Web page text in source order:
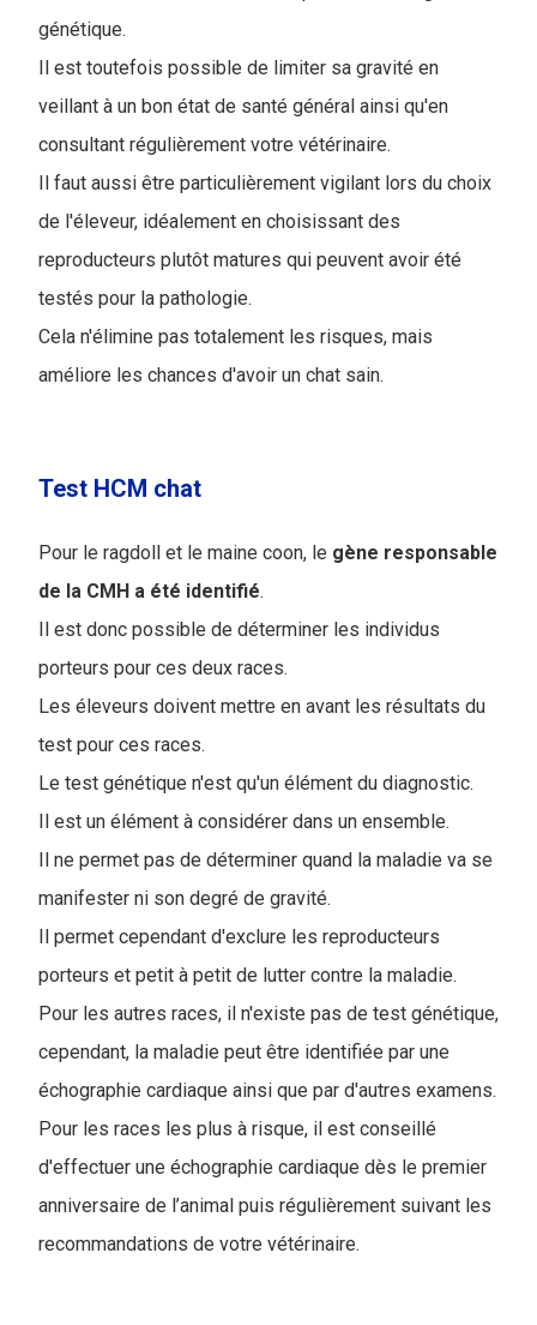
génétique.
Il est toutefois possible de limiter sa gravité en
veillant à un bon état de santé général ainsi qu'en
consultant régulièrement votre vétérinaire.
Il faut aussi être particulièrement vigilant lors du choix
de l'éleveur, idéalement en choisissant des
reproducteurs plutôt matures qui peuvent avoir été
testés pour la pathologie.
Cela n'élimine pas totalement les risques, mais
améliore les chances d'avoir un chat sain.
Test HCM chat
Pour le ragdoll et le maine coon, le gène responsable
de la CMH a été identifié.
Il est donc possible de déterminer les individus
porteurs pour ces deux races.
Les éleveurs doivent mettre en avant les résultats du
test pour ces races.
Le test génétique n'est qu'un élément du diagnostic.
Il est un élément à considérer dans un ensemble.
Il ne permet pas de déterminer quand la maladie va se
manifester ni son degré de gravité.
Il permet cependant d'exclure les reproducteurs
porteurs et petit à petit de lutter contre la maladie.
Pour les autres races, il n'existe pas de test génétique,
cependant, la maladie peut être identifiée par une
échographie cardiaque ainsi que par d'autres examens.
Pour les races les plus à risque, il est conseillé
d'effectuer une échographie cardiaque dès le premier
anniversaire de l’animal puis régulièrement suivant les
recommandations de votre vétérinaire.